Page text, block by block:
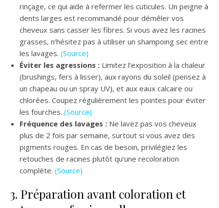
rinçage, ce qui aide à refermer les cuticules. Un peigne à
dents larges est recommandé pour démêler vos
cheveux sans casser les fibres. Si vous avez les racines
grasses, n’hésitez pas à utiliser un shampoing sec entre
les lavages. (Source)
Éviter les agressions : Limitez l’exposition à la chaleur
(brushings, fers à lisser), aux rayons du soleil (pensez à
un chapeau ou un spray UV), et aux eaux calcaire ou
chlorées. Coupez régulièrement les pointes pour éviter
les fourches. (Source)
Fréquence des lavages : Ne lavez pas vos cheveux
plus de 2 fois par semaine, surtout si vous avez des
pigments rouges. En cas de besoin, privilégiez les
retouches de racines plutôt qu’une recoloration
complète. (Source)
3. Préparation avant coloration et